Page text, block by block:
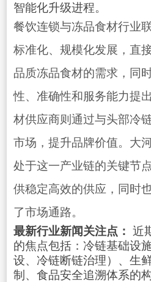
智能化升级进程。
餐饮连锁与冻品食材行业
标准化、规模化发展，直
品质冻品食材的需求，同
性、准确性和服务能力提
材供应商则通过与头部冷
市场，提升品牌价值。大
处于这一产业链的关键节
供稳定高效的供应，同时
了市场通路。
最新行业新闻关注点： 近
的焦点包括：冷链基础设
设、冷链断链治理）、生
制、食品安全追溯体系的